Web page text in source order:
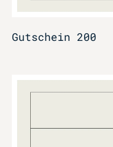
Gutschein 200